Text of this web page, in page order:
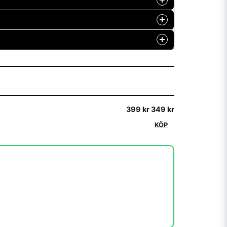
man gör
399 kr349 kr
KÖP